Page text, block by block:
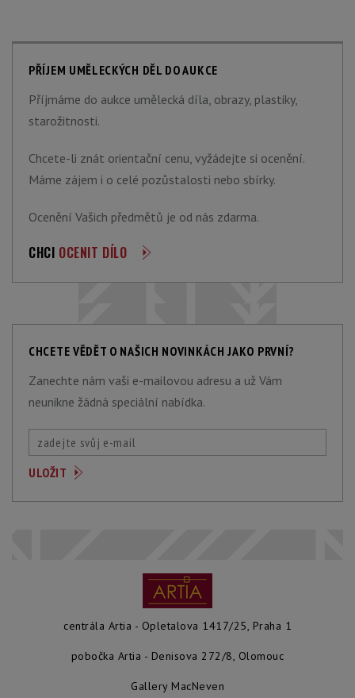
PŘÍJEM UMĚLECKÝCH DĚL DO AUKCE
Příjmáme do aukce umělecká díla, obrazy, plastiky,
starožitnosti.
Chcete-li znát orientační cenu, vyžádejte si ocenění.
Máme zájem i o celé pozůstalosti nebo sbírky.
Ocenění Vašich předmětů je od nás zdarma.
CHCI OCENIT DÍLO
CHCETE VĚDĚT O NAŠICH NOVINKÁCH JAKO PRVNÍ?
Zanechte nám vaši e-mailovou adresu a už Vám
neunikne žádná speciální nabídka.
centrála Artia - Opletalova 1417/25, Praha 1
pobočka Artia - Denisova 272/8, Olomouc
Gallery MacNeven